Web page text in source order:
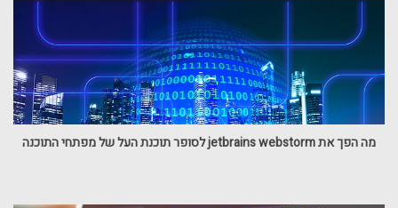
מה הפך את jetbrains webstorm לסופר תוכנת העל של מפתחי התוכנה